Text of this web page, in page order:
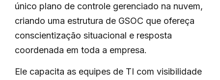
único plano de controle gerenciado na nuvem,
criando uma estrutura de GSOC que ofereça
conscientização situacional e resposta
coordenada em toda a empresa.
Ele capacita as equipes de TI com visibilidade